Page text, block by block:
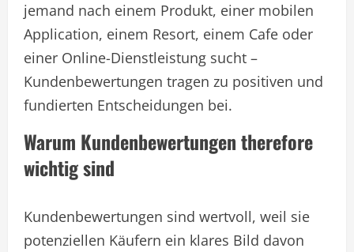
jemand nach einem Produkt, einer mobilen
Application, einem Resort, einem Cafe oder
einer Online-Dienstleistung sucht –
Kundenbewertungen tragen zu positiven und
fundierten Entscheidungen bei.
Warum Kundenbewertungen therefore
wichtig sind
Kundenbewertungen sind wertvoll, weil sie
potenziellen Käufern ein klares Bild davon